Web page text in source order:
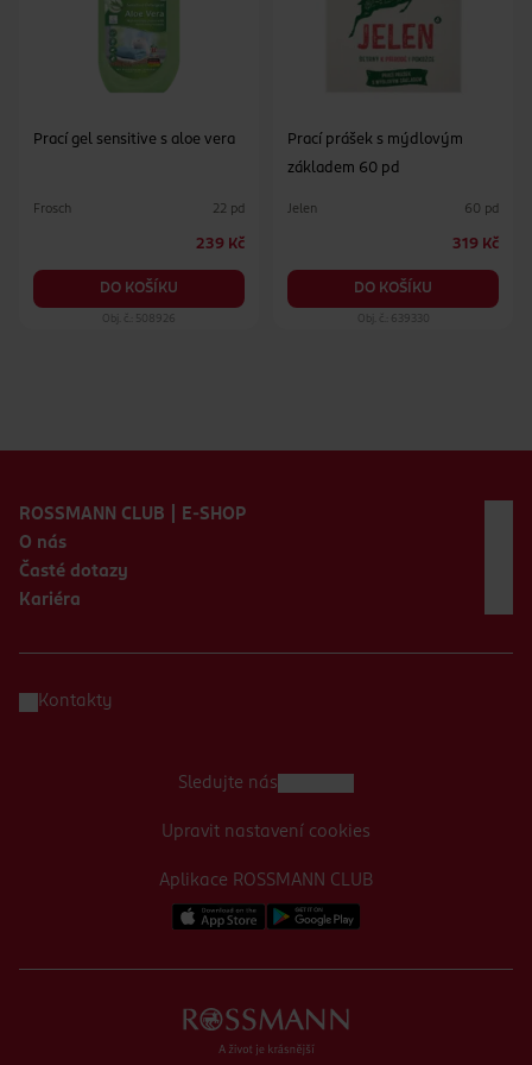
Prací gel sensitive s aloe vera
Frosch 22 pd
239 Kč
DO KOŠÍKU
Obj. č.: 508926
Prací prášek s mýdlovým
základem 60 pd
Jelen 60 pd
319 Kč
DO KOŠÍKU
Obj. č.: 639330
ROSSMANN CLUB | E-SHOP
O nás
Časté dotazy
Kariéra
Kontakty
Aplikace ROSSMANN CLUB
Sledujte nás
Upravit nastavení cookies